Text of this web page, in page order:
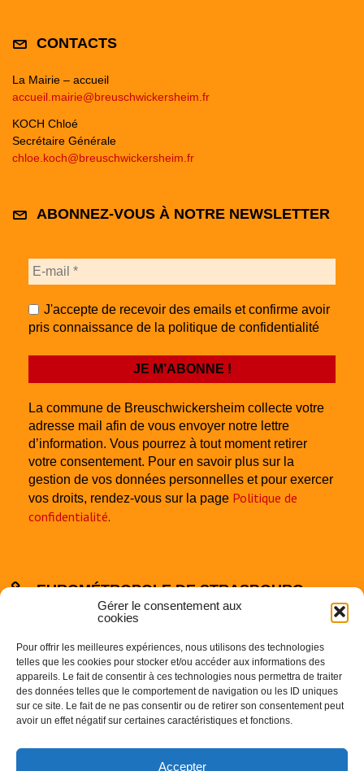
Gérer le consentement aux
cookies
Pour offrir les meilleures expériences, nous utilisons des technologies
telles que les cookies pour stocker et/ou accéder aux informations des
appareils. Le fait de consentir à ces technologies nous permettra de traiter
des données telles que le comportement de navigation ou les ID uniques
sur ce site. Le fait de ne pas consentir ou de retirer son consentement peut
avoir un effet négatif sur certaines caractéristiques et fonctions.
Accepter
CONTACTS
La Mairie – accueil
accueil.mairie@breuschwickersheim.fr
KOCH Chloé
Secrétaire Générale
chloe.koch@breuschwickersheim.fr
ABONNEZ-VOUS À NOTRE NEWSLETTER
J'accepte de recevoir des emails et confirme avoir
pris connaissance de la politique de confidentialité
La commune de Breuschwickersheim collecte votre
adresse mail afin de vous envoyer notre lettre
d’information. Vous pourrez à tout moment retirer
votre consentement. Pour en savoir plus sur la
gestion de vos données personnelles et pour exercer
vos droits, rendez-vous sur la page Politique de
confidentialité.
EUROMÉTROPOLE DE STRASBOURG
Centre Administratif
67000 STRASBOURG